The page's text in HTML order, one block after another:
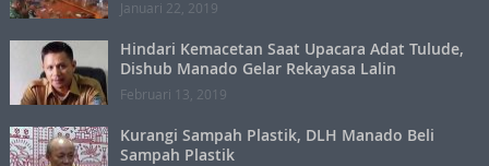
Januari 22, 2019
Hindari Kemacetan Saat Upacara Adat Tulude,
Dishub Manado Gelar Rekayasa Lalin
Februari 13, 2019
Kurangi Sampah Plastik, DLH Manado Beli
Sampah Plastik